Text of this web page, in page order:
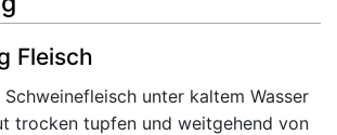
Fleisch
Schweinefleisch unter kaltem Wasser
trocken tupfen und weitgehend von